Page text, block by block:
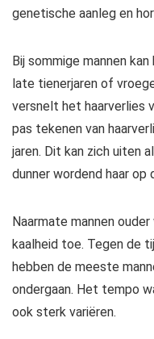
genetische aanleg en
Bij sommige mannen
late tienerjaren of
versnelt het haarverlies
pas tekenen van
jaren. Dit kan zich uiten
dunner wordend haar op
Naarmate mannen
kaalheid toe. Tegen de
hebben de meeste
ondergaan. Het tempo
ook sterk variëren.